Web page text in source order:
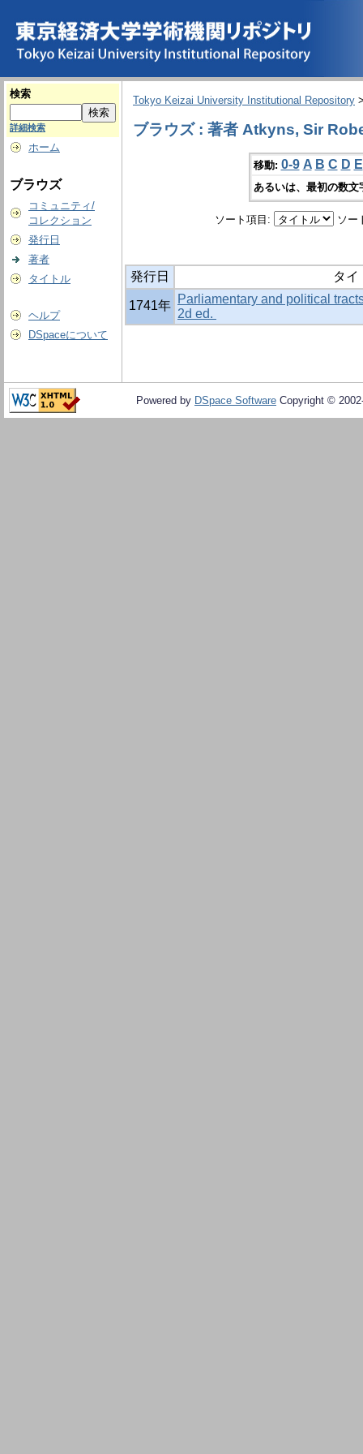
検索
詳細検索
ホーム
ブラウズ
コミュニティ/
コレクション
発行日
著者
タイトル
ヘルプ
DSpaceについて
Tokyo Keizai University Institutional Repository
ブラウズ : 著者 Atkyns, Sir
移動: 0-9 A B C D E
あるいは、最初の数
ソート項目: ソー
発行日 タイ
1741年 Parliamentary and political
2d ed.
Powered by DSpace Software Copyright ©